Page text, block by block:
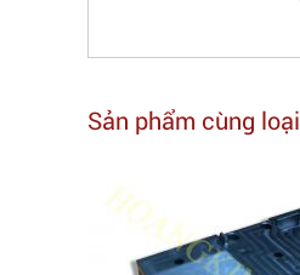
Sản phẩm cùng loại